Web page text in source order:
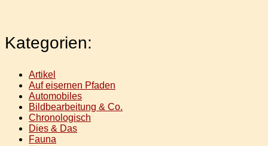
Kategorien:
Artikel
Auf eisernen Pfaden
Automobiles
Bildbearbeitung & Co.
Chronologisch
Dies & Das
Fauna